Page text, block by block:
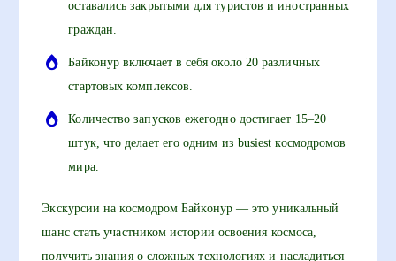
оставались закрытыми для туристов и иностранных
граждан.
Байконур включает в себя около 20 различных
стартовых комплексов.
Количество запусков ежегодно достигает 15–20
штук, что делает его одним из busiest космодромов
мира.
Экскурсии на космодром Байконур — это уникальный
шанс стать участником истории освоения космоса,
получить знания о сложных технологиях и насладиться